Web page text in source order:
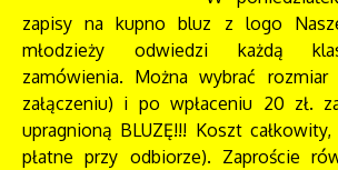
zapisy na kupno bluz z logo
młodzieży odwiedzi każdą
zamówienia. Można wybrać
załączeniu) i po wpłaceniu 20 zł.
upragnioną BLUZĘ!!! Koszt
płatne przy odbiorze). Zaproście